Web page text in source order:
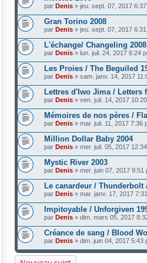
par Denis » jeu. sept. 07, 2017
Gran Torino 2008
par Denis » jeu. sept. 07, 2017
L'échange/ Changeling 2008
par Denis » lun. juil. 24, 2017 6:24
Les Proies / The Beguiled
par Denis » sam. janv. 14, 2017
Lettres d'Iwo Jima / Letters
par Denis » ven. juil. 14, 2017
Mémoires de nos pères /
par Denis » mar. juil. 11, 2017 7:36
Million Dollar Baby 2004
par Denis » mer. juil. 05, 2017
Mystic River 2003
par Denis » mer. juin 07, 2017 9:51
Le canardeur / Thunderbolt
par Denis » mar. janv. 17, 2017
Impitoyable / Unforgiven
par Denis » dim. mars 05, 2017
Créance de sang / Blood
par Denis » dim. juin 04, 2017 5:43